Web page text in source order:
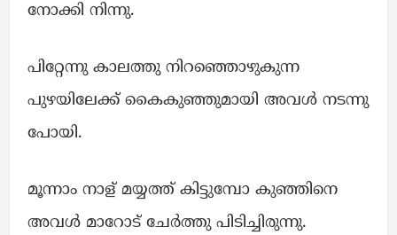
നോക്കി നിന്നു.
പിറ്റേന്നു കാലത്തു നിറഞ്ഞൊഴുകുന്ന
പുഴയിലേക്ക് കൈകുഞ്ഞുമായി അവൾ നടന്നു
പോയി.
മൂന്നാം നാള് മയ്യത്ത് കിട്ടുമ്പോ കുഞ്ഞിനെ
അവൾ മാറോട് ചേർത്തു പിടിച്ചിരുന്നു.